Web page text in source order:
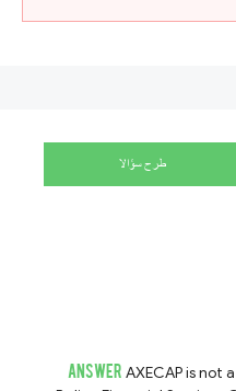
طرح سؤالا
ANSWER AXECAP is